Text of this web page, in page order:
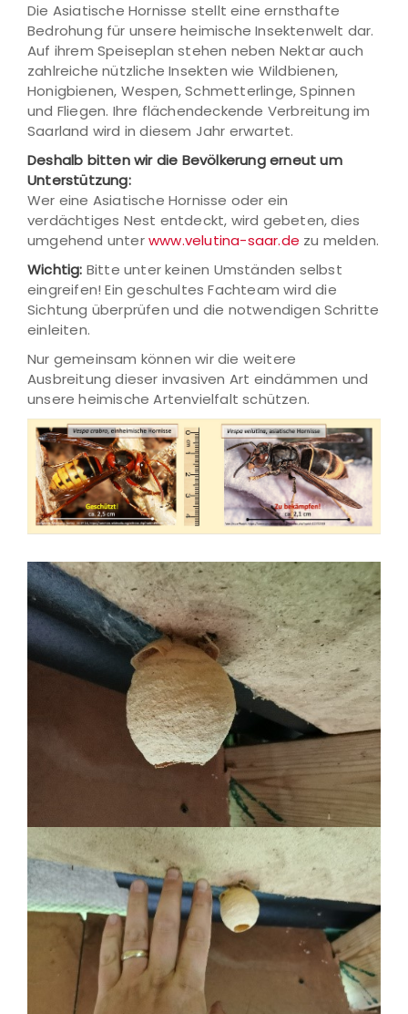
Die Asiatische Hornisse stellt eine ernsthafte
Bedrohung für unsere heimische Insektenwelt dar.
Auf ihrem Speiseplan stehen neben Nektar auch
zahlreiche nützliche Insekten wie Wildbienen,
Honigbienen, Wespen, Schmetterlinge, Spinnen
und Fliegen. Ihre flächendeckende Verbreitung im
Saarland wird in diesem Jahr erwartet.
Deshalb bitten wir die Bevölkerung erneut um
Unterstützung:
Wer eine Asiatische Hornisse oder ein
verdächtiges Nest entdeckt, wird gebeten, dies
umgehend unterwww.velutina-saar.de zu melden.
Wichtig: Bitte unter keinen Umständen selbst
eingreifen! Ein geschultes Fachteam wird die
Sichtung überprüfen und die notwendigen Schritte
einleiten.
Nur gemeinsam können wir die weitere
Ausbreitung dieser invasiven Art eindämmen und
unsere heimische Artenvielfalt schützen.